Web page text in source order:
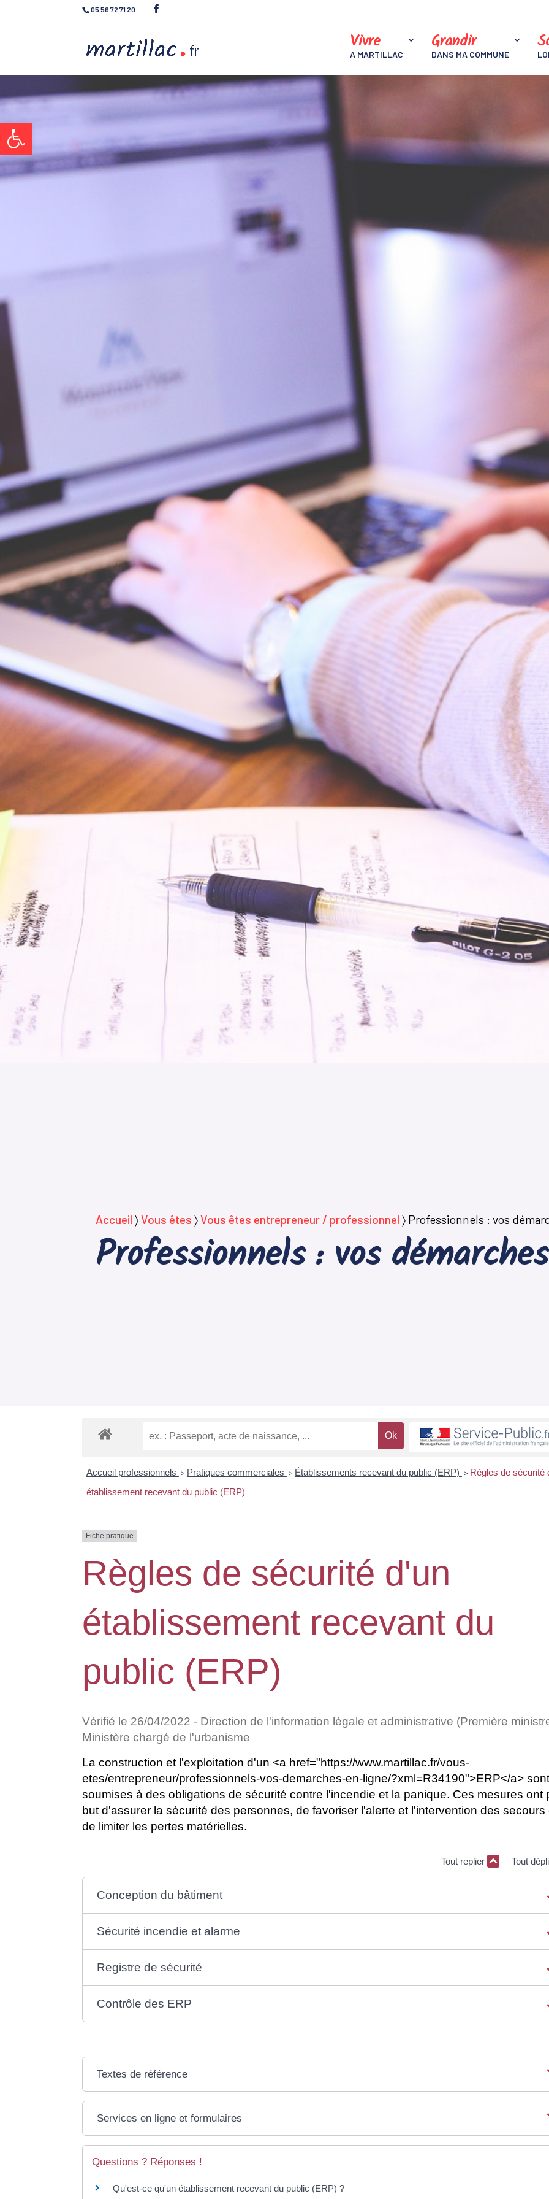
Ouvrir la barre d’outils
05 56 72 71 20
Vivre
A MARTILLAC
Grandir
DANS MA COMMUNE
Accueil 〉Vous êtes 〉Vous êtes entrepreneur / professionnel 〉 Professionnels : vos
Professionnels : vos
Accueil professionnels > Pratiques commerciales > Établissements recevant du public (ERP) > Règles de sécurité
établissement recevant du public (ERP)
Fiche pratique
Règles de sécurité d'un
établissement recevant du
public (ERP)
Vérifié le 26/04/2022 - Direction de l'information légale et administrative (Première
Ministère chargé de l'urbanisme
La construction et l'exploitation d'un <a href="https://www.martillac.fr/vous-
etes/entrepreneur/professionnels-vos-demarches-en-ligne/?xml=R34190">ERP</a>
soumises à des obligations de sécurité contre l'incendie et la panique. Ces mesures ont
but d'assurer la sécurité des personnes, de favoriser l'alerte et l'intervention des secours
de limiter les pertes matérielles.
Tout replier Tout
Conception du bâtiment
Sécurité incendie et alarme
Registre de sécurité
Contrôle des ERP
Textes de référence
Services en ligne et formulaires
Questions ? Réponses !
Qu'est-ce qu'un établissement recevant du public (ERP) ?